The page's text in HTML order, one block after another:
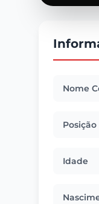
Nome
Posição
Idade